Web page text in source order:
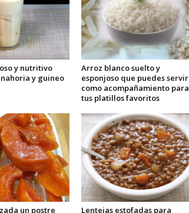
y nutritivo
y guineo
Arroz blanco suelto y
esponjoso que puedes servir
como acompañamiento para
tus platillos favoritos
un postre Lentejas estofadas para